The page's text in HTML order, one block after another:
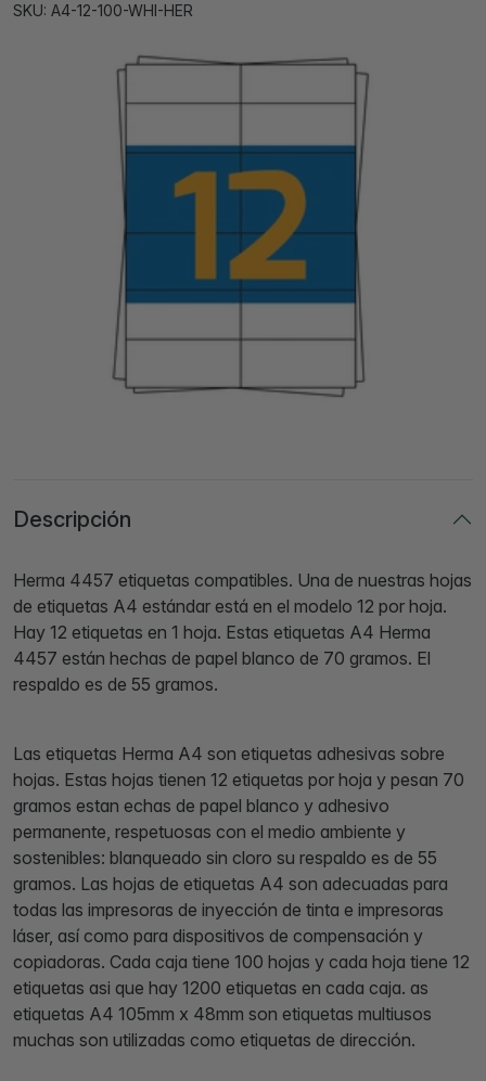
SKU: A4-12-100-WHI-HER
Descripción
Herma 4457 etiquetas compatibles. Una de nuestras hojas
de etiquetas A4 estándar está en el modelo 12 por hoja.
Hay 12 etiquetas en 1 hoja. Estas etiquetas A4 Herma
4457 están hechas de papel blanco de 70 gramos. El
respaldo es de 55 gramos.
Las etiquetas Herma A4 son etiquetas adhesivas sobre
hojas. Estas hojas tienen 12 etiquetas por hoja y pesan 70
gramos estan echas de papel blanco y adhesivo
permanente, respetuosas con el medio ambiente y
sostenibles: blanqueado sin cloro su respaldo es de 55
gramos. Las hojas de etiquetas A4 son adecuadas para
todas las impresoras de inyección de tinta e impresoras
láser, así como para dispositivos de compensación y
copiadoras. Cada caja tiene 100 hojas y cada hoja tiene 12
etiquetas asi que hay 1200 etiquetas en cada caja. as
etiquetas A4 105mm x 48mm son etiquetas multiusos
muchas son utilizadas como etiquetas de dirección.